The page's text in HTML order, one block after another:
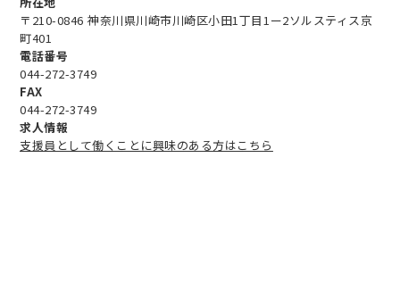
〒210-0846 神奈川県川崎市川崎区小田1丁目1ー2ソルスティス京
町401
電話番号
044-272-3749
FAX
044-272-3749
求人情報
支援員として働くことに興味のある方はこちら